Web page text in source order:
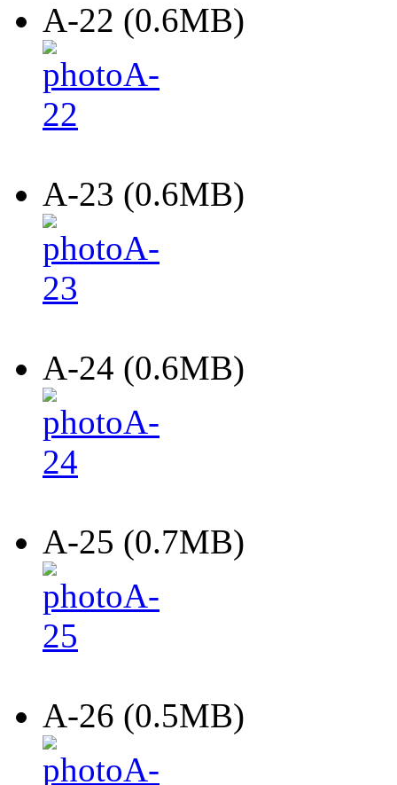
A-22 (0.6MB)
A-23 (0.6MB)
A-24 (0.6MB)
A-25 (0.7MB)
A-26 (0.5MB)